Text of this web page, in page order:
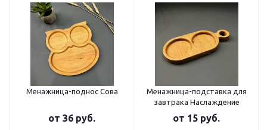
Менажница-поднос Сова
от 36 руб.
Менажница-подставка для
завтрака Наслаждение
от 15 руб.